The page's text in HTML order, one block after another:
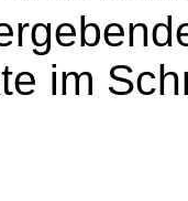
im